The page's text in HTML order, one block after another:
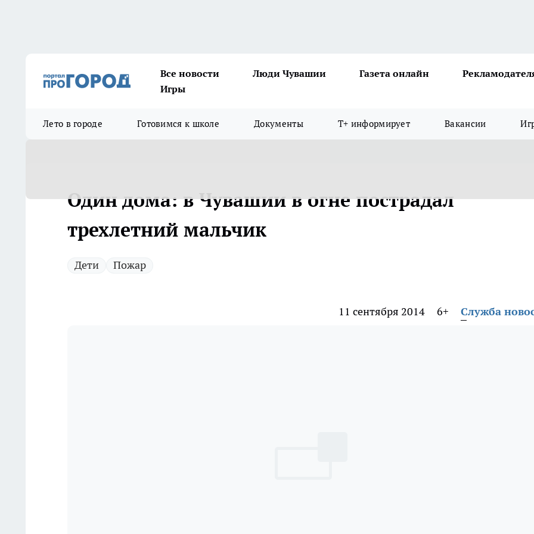
Все новости Люди Чувашии Газета онлайн
Игры
Лето в городе Готовимся к школе Документы Т+ информирует Вакансии
Один дома: в Чувашии в огне пострадал
трехлетний мальчик
Дети Пожар
11 сентября 2014 6+ Служба